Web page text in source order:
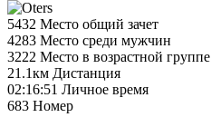
5432 Место общий зачет
4283 Место среди мужчин
3222 Место в возрастной группе
21.1км Дистанция
02:16:51 Личное время
683 Номер